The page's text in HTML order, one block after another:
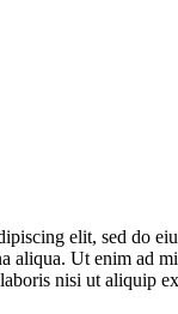
elit, sed do
aliqua. Ut enim ad
nisi ut aliquip